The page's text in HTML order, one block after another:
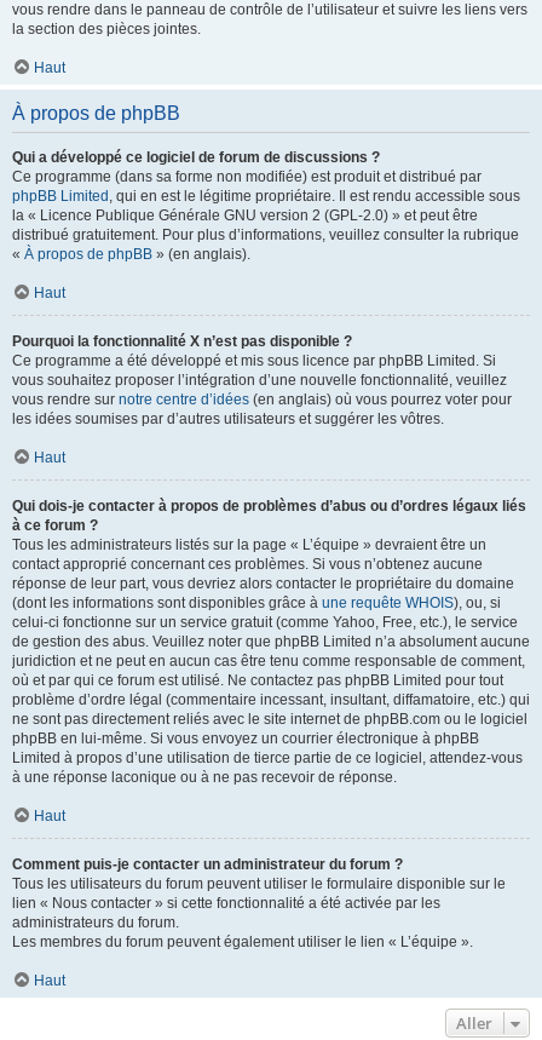
vous rendre dans le panneau de contrôle de l’utilisateur et suivre les liens vers
la section des pièces jointes.
Haut
À propos de phpBB
Qui a développé ce logiciel de forum de discussions ?
Ce programme (dans sa forme non modifiée) est produit et distribué par
phpBB Limited , qui en est le légitime propriétaire. Il est rendu accessible sous
la « Licence Publique Générale GNU version 2 (GPL-2.0) » et peut être
distribué gratuitement. Pour plus d’informations, veuillez consulter la rubrique
« À propos de phpBB » (en anglais).
Haut
Pourquoi la fonctionnalité X n’est pas disponible ?
Ce programme a été développé et mis sous licence par phpBB Limited. Si
vous souhaitez proposer l’intégration d’une nouvelle fonctionnalité, veuillez
vous rendre sur notre centre d’idées (en anglais) où vous pourrez voter pour
les idées soumises par d’autres utilisateurs et suggérer les vôtres.
Haut
Qui dois-je contacter à propos de problèmes d’abus ou d’ordres légaux liés
à ce forum ?
Tous les administrateurs listés sur la page « L’équipe » devraient être un
contact approprié concernant ces problèmes. Si vous n’obtenez aucune
réponse de leur part, vous devriez alors contacter le propriétaire du domaine
(dont les informations sont disponibles grâce à une requête WHOIS), ou, si
celui-ci fonctionne sur un service gratuit (comme Yahoo, Free, etc.), le service
de gestion des abus. Veuillez noter que phpBB Limited n’a absolument aucune
juridiction et ne peut en aucun cas être tenu comme responsable de comment,
où et par qui ce forum est utilisé. Ne contactez pas phpBB Limited pour tout
problème d’ordre légal (commentaire incessant, insultant, diffamatoire, etc.) qui
ne sont pas directement reliés avec le site internet de phpBB.com ou le logiciel
phpBB en lui-même. Si vous envoyez un courrier électronique à phpBB
Limited à propos d’une utilisation de tierce partie de ce logiciel, attendez-vous
à une réponse laconique ou à ne pas recevoir de réponse.
Haut
Comment puis-je contacter un administrateur du forum ?
Tous les utilisateurs du forum peuvent utiliser le formulaire disponible sur le
lien « Nous contacter » si cette fonctionnalité a été activée par les
administrateurs du forum.
Les membres du forum peuvent également utiliser le lien « L’équipe ».
Haut
Aller